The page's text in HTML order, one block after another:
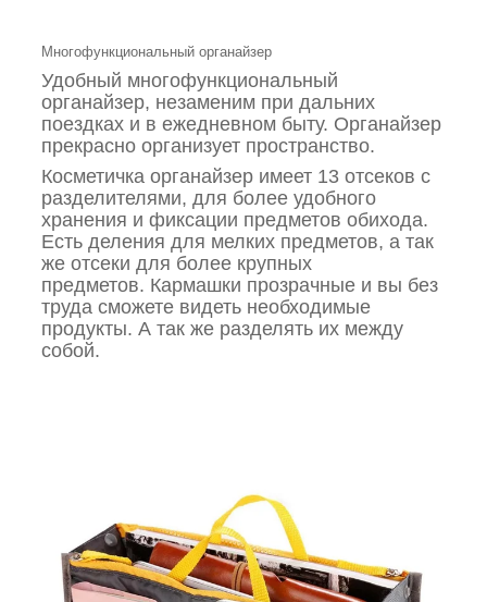
Многофункциональный органайзер
Удобный многофункциональный
органайзер, незаменим при дальних
поездках и в ежедневном быту. Органайзер
прекрасно организует пространство.
Косметичка органайзер имеет 13 отсеков с
разделителями, для более удобного
хранения и фиксации предметов обихода.
Есть деления для мелких предметов, а так
же отсеки для более крупных
предметов. Кармашки прозрачные и вы без
труда сможете видеть необходимые
продукты. А так же разделять их между
собой.